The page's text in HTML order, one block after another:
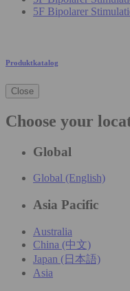
5F Bipolarer
Produktkatalog
Close
Choose your
Global
Global (English)
Asia Pacific
Australia
China (中文)
Japan (日本語)
Asia